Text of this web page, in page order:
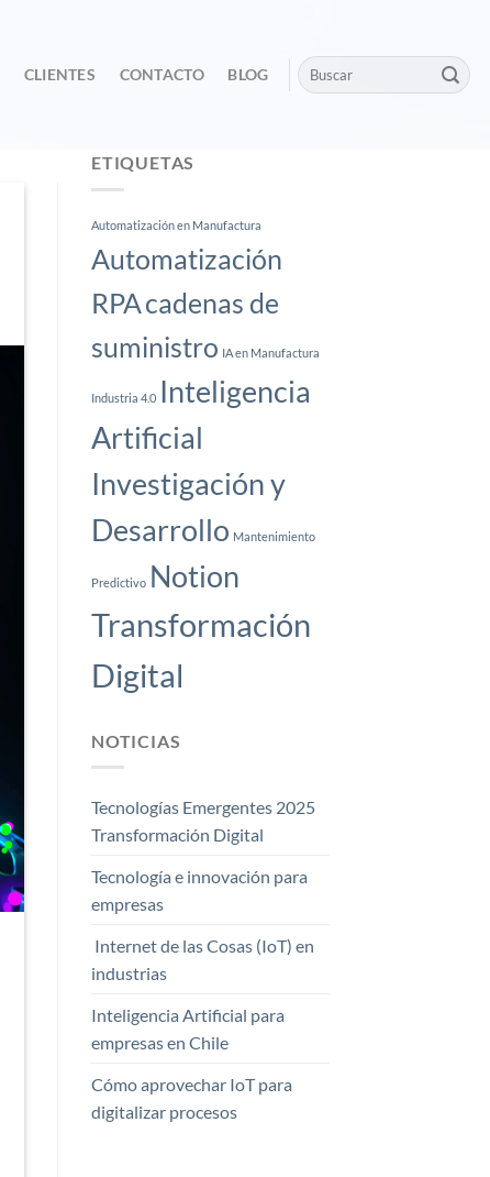
CLIENTES CONTACTO BLOG
ETIQUETAS
Automatización en Manufactura
Automatización
RPAcadenas de
suministro IA en Manufactura
Industria 4.0 Inteligencia
Artificial
Investigación y
Desarrollo Mantenimiento
Predictivo Notion
Transformación
Digital
NOTICIAS
Tecnologías Emergentes 2025
Transformación Digital
Tecnología e innovación para
empresas
Internet de las Cosas (IoT) en
industrias
Inteligencia Artificial para
empresas en Chile
Cómo aprovechar IoT para
digitalizar procesos